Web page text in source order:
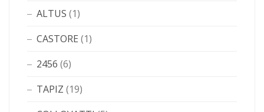
ALTUS (1)
CASTORE (1)
2456 (6)
TAPIZ (19)